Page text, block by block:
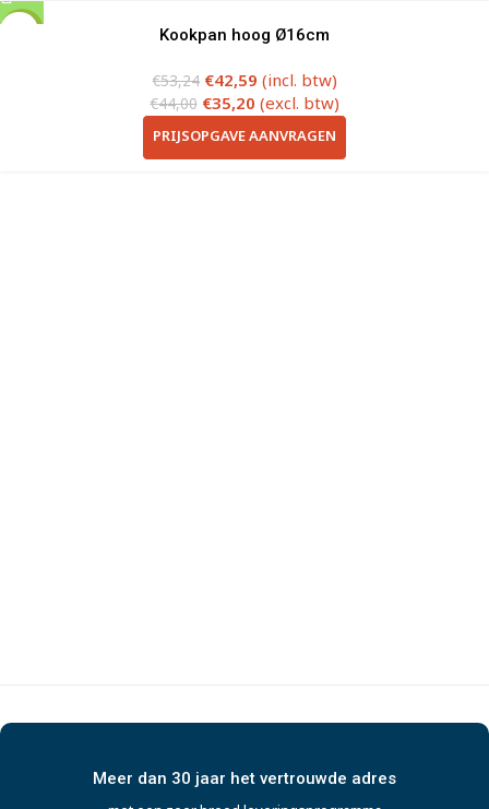
Kookpan hoog Ø16cm
€53,24 €42,59 (incl. btw)
€44,00 €35,20 (excl. btw)
PRIJSOPGAVE AANVRAGEN
Meer dan 30 jaar het vertrouwde adres